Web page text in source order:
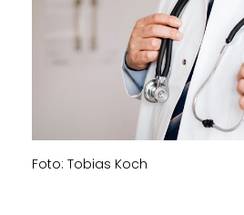
Foto: Tobias Koch